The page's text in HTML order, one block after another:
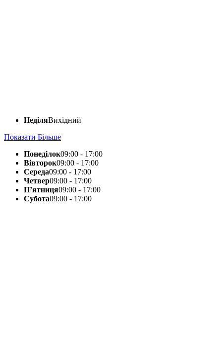
НеділяВихідний
Показати Більше
Понеділок09:00 - 17:00
Вівторок09:00 - 17:00
Середа09:00 - 17:00
Четвер09:00 - 17:00
П’ятниця09:00 - 17:00
Субота09:00 - 17:00